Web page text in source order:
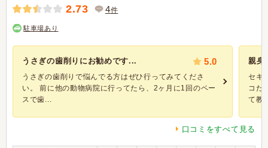
2.73 4件
駐車場あり
うさぎの歯削りにお勧めです... 5.0
うさぎの歯削りで悩んでる方はぜひ行ってみてくださ
い。 前に他の動物病院に行ってたら、2ヶ月に1回のペー
スで歯...
親身
セキ
コだ
て教
口コミをすべて見る